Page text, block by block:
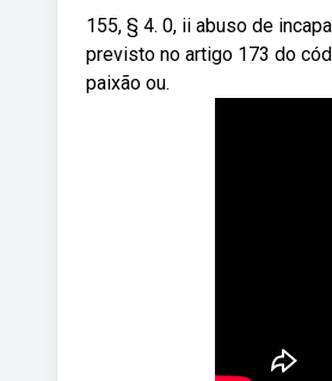
155, § 4. 0, ii abuso de
previsto no artigo 173 do
paixão ou.